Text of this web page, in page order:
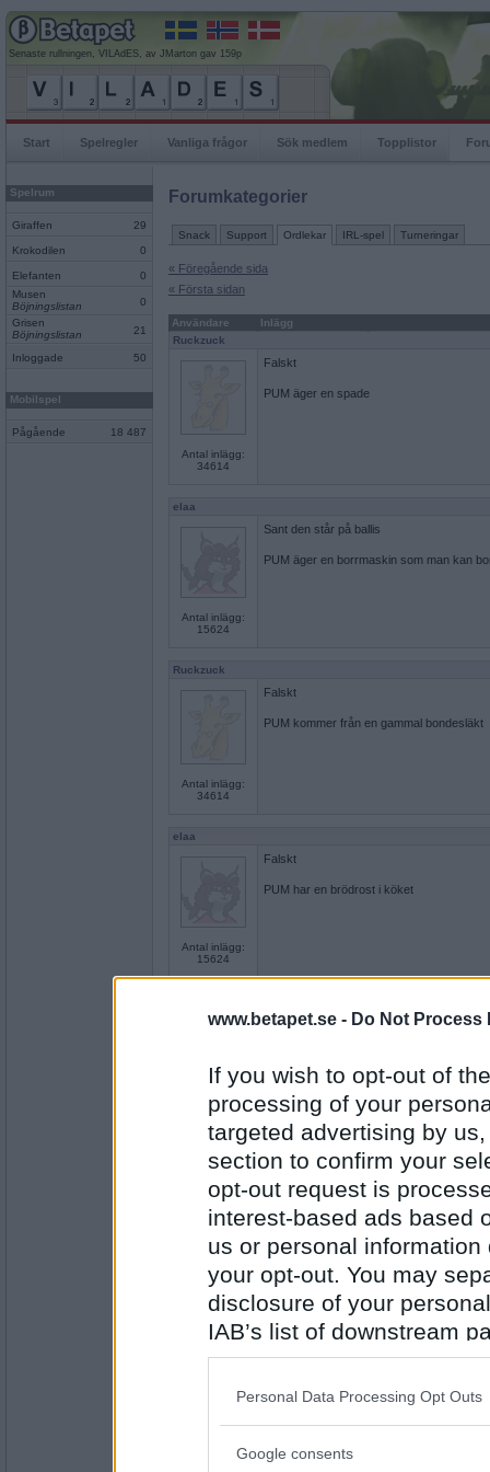
www.betapet.se - Do Not Process
If you wish to opt-out of
processing of your
targeted advertising by
section to confirm your
opt-out request is
interest-based ads based
us or personal
your opt-out. You may
disclosure of your
IAB’s list of downstream
also be disclosed by us
Downstream Participants
Please note that this
Personal Data Processing Opt Outs
Google consents
Senaste rullningen, VILAdES, av JMarton gav 159p
Start Spelregler Vanliga frågor Sök medlem Topplistor
Spelrum
Giraffen 29
Krokodilen 0
Elefanten
0
Musen
Böjningslistan
0
Grisen
Böjningslistan
21
Inloggade 50
Mobilspel
Pågående 18 487
Forumkategorier
Snack Support Ordlekar IRL-spel Turneringar
« Föregående sida
« Första sidan
Användare
Inlägg
Ruckzuck
Antal inlägg:
34614
Falskt
PUM äger en spade
elaa
Antal inlägg:
15624
Sant den står på ballis
PUM äger en borrmaskin som man kan
Ruckzuck
Antal inlägg:
34614
Falskt
PUM kommer från en gammal bondesläkt
elaa
Antal inlägg:
15624
Falskt
PUM har en brödrost i köket
Antal inlägg:
34614
Sant
Antal inlägg:
15624
faktiskt inte för en gång skulle
PUM har en kaktus